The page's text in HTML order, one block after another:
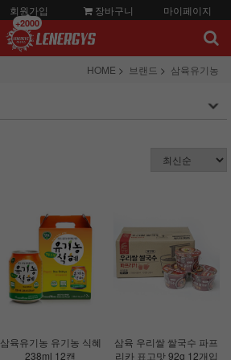
회원가입
+2000
장바구니 마이페이지
HOME 브랜드 삼육유기농
삼육유기농 유기농 식혜
238ml 12캔
삼육 우리쌀 쌀국수 파프
리카 표고맛 92g 12개입